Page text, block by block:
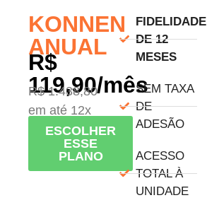
KONNEN
ANUAL
R$
119,90/mês
R$ 1.438,80
em até 12x
ESCOLHER
ESSE
PLANO
FIDELIDADE
DE 12
MESES
SEM TAXA
DE
ADESÃO
ACESSO
TOTAL À
UNIDADE